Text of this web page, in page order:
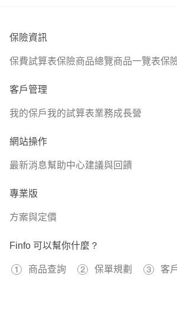
保險資訊
保費試算表保險商品總覽商品一覽表保
客戶管理
我的保戶我的試算表業務成長營
網站操作
最新消息幫助中心建議與回饋
專業版
方案與定價
Finfo 可以幫你什麼？
商品查詢 保單規劃 客